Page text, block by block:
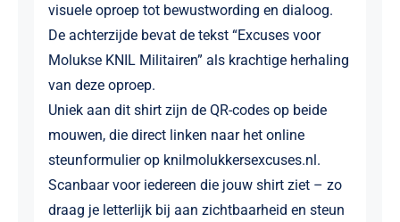
visuele oproep tot bewustwording en dialoog.
De achterzijde bevat de tekst “Excuses voor
Molukse KNIL Militairen” als krachtige herhaling
van deze oproep.
Uniek aan dit shirt zijn de QR-codes op beide
mouwen, die direct linken naar het online
steunformulier op knilmolukkersexcuses.nl.
Scanbaar voor iedereen die jouw shirt ziet – zo
draag je letterlijk bij aan zichtbaarheid en steun